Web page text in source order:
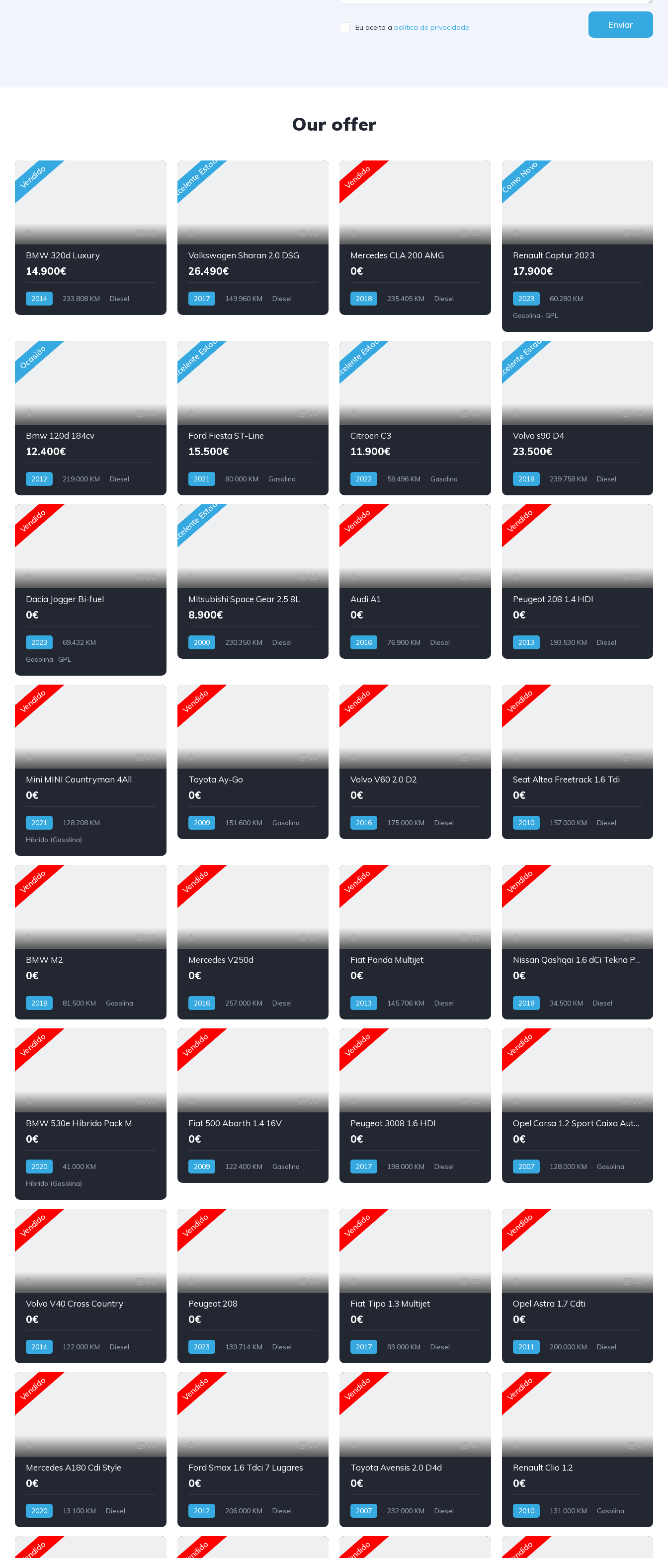
Eu aceito a politica de privacidade Enviar
Our offer
Vendido
30
BMW 320d Luxury
14.900€
2014 233.808 KM Diesel
Excelente Estado
41
Volkswagen Sharan 2.0 DSG
26.490€
2017 149.960 KM Diesel
Vendido
33
Mercedes CLA 200 AMG
0€
2018 235.405 KM Diesel
Como Novo
37
Renault Captur 2023
17.900€
2023
60.280 KM
Gasolina- GPL
Ocasião
22
Bmw 120d 184cv
12.400€
2012 219.000 KM Diesel
Excelente Estado
36
Ford Fiesta ST-Line
15.500€
2021 80.000 KM Gasolina
Excelente Estado
31
Citroen C3
11.900€
2022 58.496 KM Gasolina
Excelente Estado
43
Volvo s90 D4
23.500€
2018 239.758 KM Diesel
Vendido
28
Dacia Jogger Bi-fuel
0€
2023
69.432 KM
Gasolina- GPL
Excelente Estado
12
Mitsubishi Space Gear 2.5 8L
8.900€
2000 230.350 KM Diesel
Vendido
24
Audi A1
0€
2016 76.900 KM Diesel
Vendido
24
Peugeot 208 1.4 HDI
0€
2013 193.530 KM Diesel
Vendido
50
Mini MINI Countryman 4All
0€
2021
128.208 KM
Híbrido (Gasolina)
Vendido
22
Toyota Ay-Go
0€
2009 151.600 KM Gasolina
Vendido
10
Volvo V60 2.0 D2
0€
2016 175.000 KM Diesel
Vendido
34
Seat Altea Freetrack 1.6 Tdi
0€
2010 157.000 KM Diesel
Vendido
37
BMW M2
0€
2018 81.500 KM Gasolina
Vendido
12
Mercedes V250d
0€
2016 257.000 KM Diesel
Vendido
22
Fiat Panda Multijet
0€
2013 145.706 KM Diesel
Vendido
34
Nissan Qashqai 1.6 dCi Tekna Premium
0€
2018 34.500 KM Diesel
Vendido
17
BMW 530e Híbrido Pack M
0€
2020
41.000 KM
Híbrido (Gasolina)
Vendido
14
Fiat 500 Abarth 1.4 16V
0€
2009 122.400 KM Gasolina
Vendido
11
Peugeot 3008 1.6 HDI
0€
2017 198.000 KM Diesel
Vendido
10
Opel Corsa 1.2 Sport Caixa Automática
0€
2007 128.000 KM Gasolina
Vendido
20
Volvo V40 Cross Country
0€
2014 122.000 KM Diesel
Vendido
32
Peugeot 208
0€
2023 139.714 KM Diesel
Vendido
30
Fiat Tipo 1.3 Multijet
0€
2017 93.000 KM Diesel
Vendido
12
Opel Astra 1.7 Cdti
0€
2011 200.000 KM Diesel
Vendido
11
Mercedes A180 Cdi Style
0€
2020 13.100 KM Diesel
Vendido
18
Ford Smax 1.6 Tdci 7 Lugares
0€
2012 206.000 KM Diesel
Vendido
17
Toyota Avensis 2.0 D4d
0€
2007 232.000 KM Diesel
Vendido
9
Renault Clio 1.2
0€
2010 131.000 KM Gasolina
Vendido Vendido Vendido Vendido